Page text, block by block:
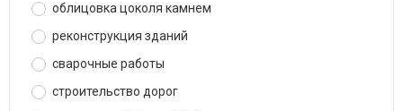
облицовка цоколя камнем
реконструкция зданий
сварочные работы
строительство дорог